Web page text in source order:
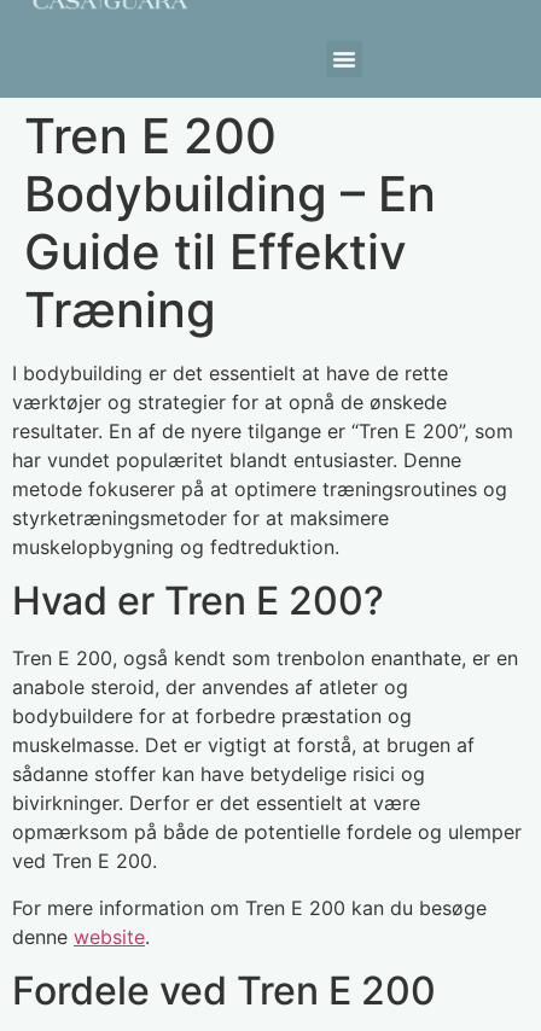
Tren E 200
Bodybuilding – En
Guide til Effektiv
Træning
I bodybuilding er det essentielt at have de rette
værktøjer og strategier for at opnå de ønskede
resultater. En af de nyere tilgange er “Tren E 200”, som
har vundet populæritet blandt entusiaster. Denne
metode fokuserer på at optimere træningsroutines og
styrketræningsmetoder for at maksimere
muskelopbygning og fedtreduktion.
Hvad er Tren E 200?
Tren E 200, også kendt som trenbolon enanthate, er en
anabole steroid, der anvendes af atleter og
bodybuildere for at forbedre præstation og
muskelmasse. Det er vigtigt at forstå, at brugen af
sådanne stoffer kan have betydelige risici og
bivirkninger. Derfor er det essentielt at være
opmærksom på både de potentielle fordele og ulemper
ved Tren E 200.
For mere information om Tren E 200 kan du besøge
denne website.
Fordele ved Tren E 200